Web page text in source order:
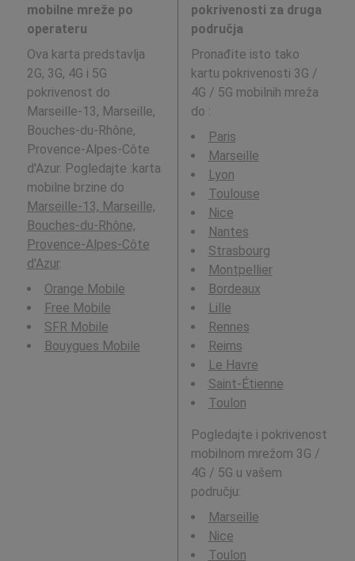
mobilne mreže po
operateru
Ova karta predstavlja
2G, 3G, 4G i 5G
pokrivenost do
Marseille-13, Marseille,
Bouches-du-Rhône,
Provence-Alpes-Côte
d'Azur. Pogledajte :karta
mobilne brzine do
Marseille-13, Marseille,
Bouches-du-Rhône,
Provence-Alpes-Côte
d'Azur.
Orange Mobile
Free Mobile
SFR Mobile
Bouygues Mobile
pokrivenosti za druga
područja
Pronađite isto tako
kartu pokrivenosti 3G /
4G / 5G mobilnih mreža
do :
Paris
Marseille
Lyon
Toulouse
Nice
Nantes
Strasbourg
Montpellier
Bordeaux
Lille
Rennes
Reims
Le Havre
Saint-Étienne
Toulon
Pogledajte i pokrivenost
mobilnom mrežom 3G /
4G / 5G u vašem
području:
Marseille
Nice
Toulon